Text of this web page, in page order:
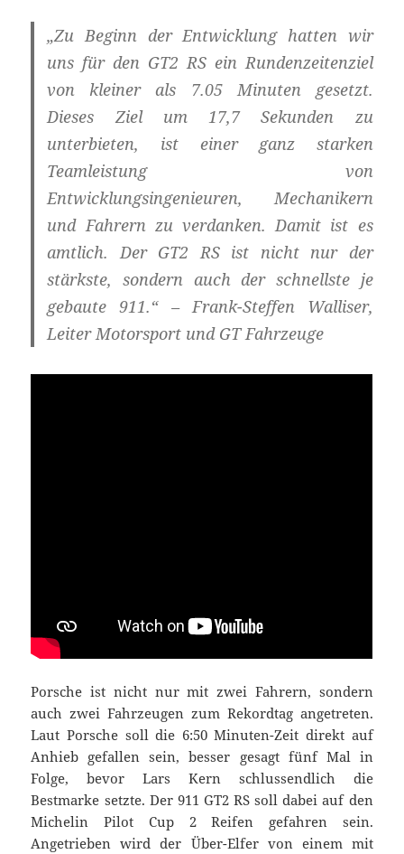
„Zu Beginn der Entwicklung hatten wir
uns für den GT2 RS ein Rundenzeitenziel
von kleiner als 7.05 Minuten gesetzt.
Dieses Ziel um 17,7 Sekunden zu
unterbieten, ist einer ganz starken
Teamleistung von
Entwicklungsingenieuren, Mechanikern
und Fahrern zu verdanken. Damit ist es
amtlich. Der GT2 RS ist nicht nur der
stärkste, sondern auch der schnellste je
gebaute 911.“ – Frank-Steffen Walliser,
Leiter Motorsport und GT Fahrzeuge
Porsche ist nicht nur mit zwei Fahrern, sondern
auch zwei Fahrzeugen zum Rekordtag angetreten.
Laut Porsche soll die 6:50 Minuten-Zeit direkt auf
Anhieb gefallen sein, besser gesagt fünf Mal in
Folge, bevor Lars Kern schlussendlich die
Bestmarke setzte. Der 911 GT2 RS soll dabei auf den
Michelin Pilot Cup 2 Reifen gefahren sein.
Angetrieben wird der Über-Elfer von einem mit